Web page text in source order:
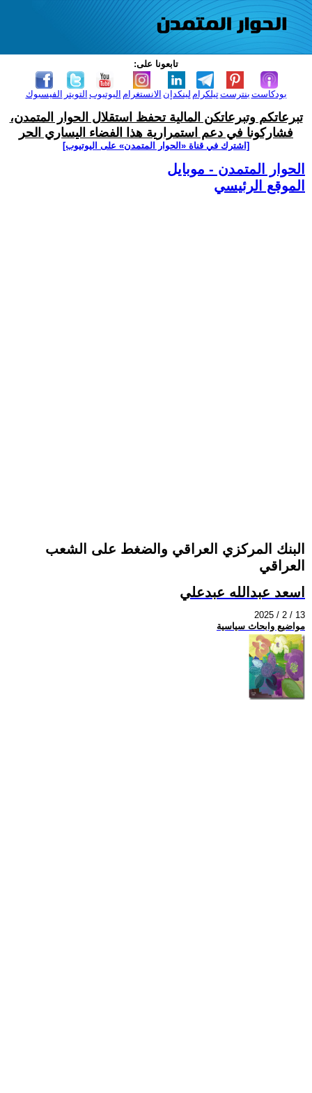
تابعونا على:
الفيسبوك التويتر اليوتيوب الانستغرام لينكدإن تيلكرامبنترست بودكاست
تبرعاتكم وتبرعاتكن المالية تحفظ استقلال الحوار المتمدن،
فشاركونا في دعم استمرارية هذا الفضاء اليساري الحر
[اشترك في قناة ‫«الحوار المتمدن» على اليوتيوب]
الحوار المتمدن - موبايل
الموقع الرئيسي
البنك المركزي العراقي والضغط على الشعب
العراقي
اسعد عبدالله عبدعلي
2025 / 2 / 13
مواضيع وابحاث سياسية